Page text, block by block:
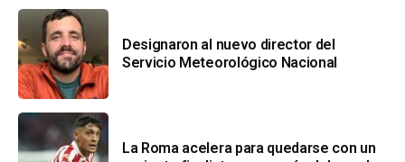
Designaron al nuevo director del
Servicio Meteorológico Nacional
La Roma acelera para quedarse con un